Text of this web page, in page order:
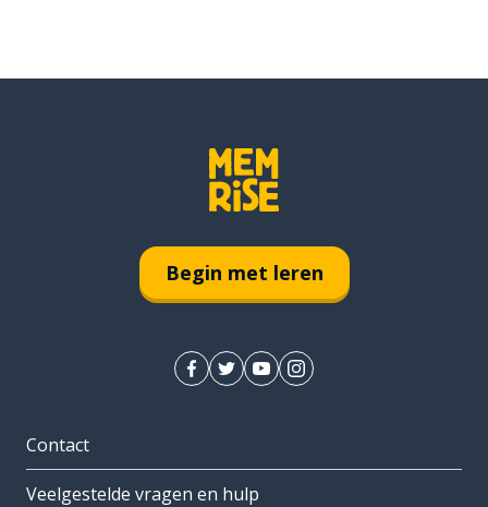
Begin met leren
Contact
Veelgestelde vragen en hulp